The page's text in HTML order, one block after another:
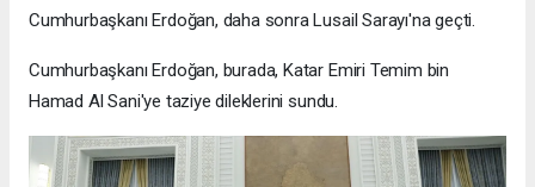
Cumhurbaşkanı Erdoğan, daha sonra Lusail Sarayı'na geçti.
Cumhurbaşkanı Erdoğan, burada, Katar Emiri Temim bin
Hamad Al Sani'ye taziye dileklerini sundu.